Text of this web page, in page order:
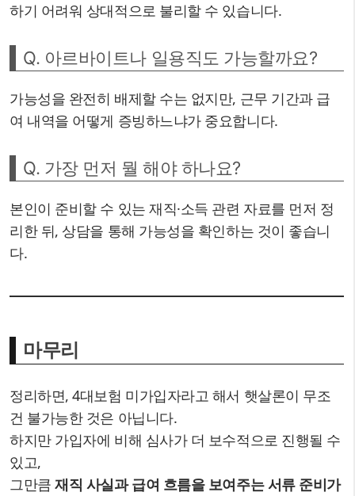
하기 어려워 상대적으로 불리할 수 있습니다.
Q. 아르바이트나 일용직도 가능할까요?
가능성을 완전히 배제할 수는 없지만, 근무 기간과 급
여 내역을 어떻게 증빙하느냐가 중요합니다.
Q. 가장 먼저 뭘 해야 하나요?
본인이 준비할 수 있는 재직·소득 관련 자료를 먼저 정
리한 뒤, 상담을 통해 가능성을 확인하는 것이 좋습니
다.
마무리
정리하면, 4대보험 미가입자라고 해서 햇살론이 무조
건 불가능한 것은 아닙니다.
하지만 가입자에 비해 심사가 더 보수적으로 진행될 수
있고,
그만큼재직 사실과 급여 흐름을 보여주는 서류 준비가